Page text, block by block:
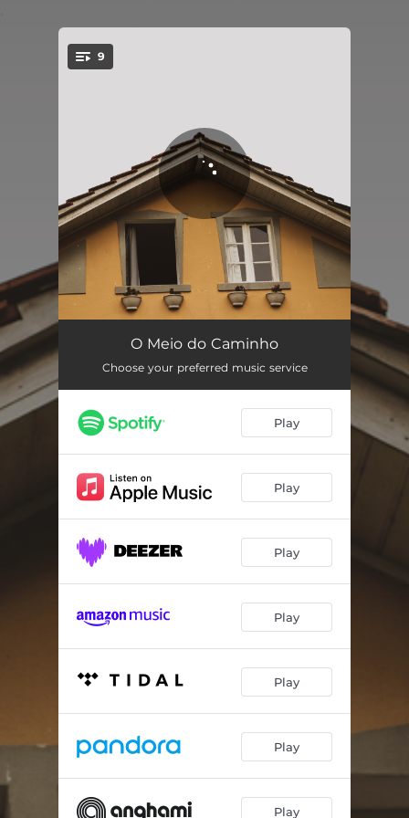
9
Enquanto o Salib Não Chega
O Segundo Instante 04:38
E o Que Há de Ser (Será o Que For) 05:48
Carta para Seus Pais 04:56
Toda Vez 01:26
O Elasmotério 06:48
A Epifania do Pássaro Azul 06:47
O Meio do Caminho
Choose your preferred music service
Play
Play
Play
Play
Play
Play
Play